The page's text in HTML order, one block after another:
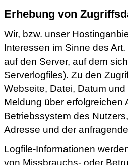
Erhebung von
Wir, bzw. unser
Interessen im Sinne des
auf den Server, auf dem
Serverlogfiles). Zu den
Webseite, Datei, Datum
Meldung über erfolgreichen
Betriebssystem des
Adresse und der
Logfile-Informationen
von Missbrauchs- oder